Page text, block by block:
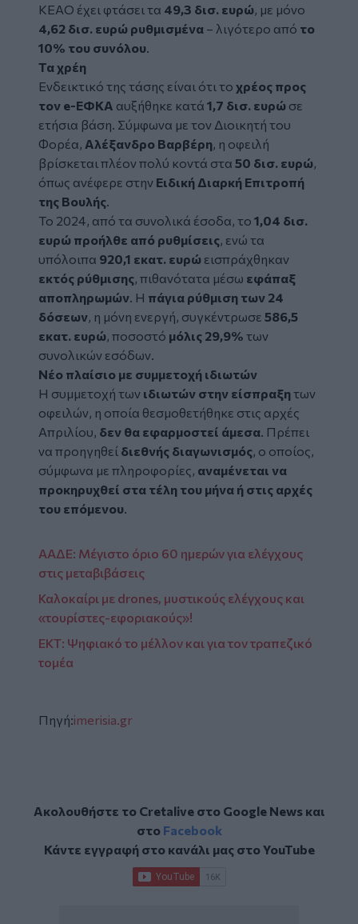
ΚΕΑΟ έχει φτάσει τα 49,3 δισ. ευρώ, με μόνο
4,62 δισ. ευρώ ρυθμισμένα – λιγότερο από το
10% του συνόλου.
Τα χρέη
Ενδεικτικό της τάσης είναι ότι το χρέος προς
τον e-ΕΦΚΑ αυξήθηκε κατά 1,7 δισ. ευρώ σε
ετήσια βάση. Σύμφωνα με τον Διοικητή του
Φορέα, Αλέξανδρο Βαρβέρη, η οφειλή
βρίσκεται πλέον πολύ κοντά στα 50 δισ. ευρώ,
όπως ανέφερε στην Ειδική Διαρκή Επιτροπή
της Βουλής.
Το 2024, από τα συνολικά έσοδα, το 1,04 δισ.
ευρώ προήλθε από ρυθμίσεις, ενώ τα
υπόλοιπα 920,1 εκατ. ευρώ εισπράχθηκαν
εκτός ρύθμισης, πιθανότατα μέσω εφάπαξ
αποπληρωμών. Η πάγια ρύθμιση των 24
δόσεων, η μόνη ενεργή, συγκέντρωσε 586,5
εκατ. ευρώ, ποσοστό μόλις 29,9% των
συνολικών εσόδων.
Νέο πλαίσιο με συμμετοχή ιδιωτών
Η συμμετοχή των ιδιωτών στην είσπραξητων
οφειλών, η οποία θεσμοθετήθηκε στις αρχές
Απριλίου, δεν θα εφαρμοστεί άμεσα. Πρέπει
να προηγηθεί διεθνής διαγωνισμός, ο οποίος,
σύμφωνα με πληροφορίες, αναμένεται να
προκηρυχθεί στα τέλη του μήνα ή στις αρχές
του επόμενου.
ΑΑΔΕ: Μέγιστο όριο 60 ημερών για ελέγχους
στις μεταβιβάσεις
Καλοκαίρι με drones, μυστικούς ελέγχους και
«τουρίστες-εφοριακούς»!
ΕΚΤ: Ψηφιακό το μέλλον και για τον τραπεζικό
τομέα
Πηγή:imerisia.gr
Ακολουθήστε το Cretalive στο Google Newsκαι
στο Facebook
Κάντε εγγραφή στο κανάλι μας στοYouTube